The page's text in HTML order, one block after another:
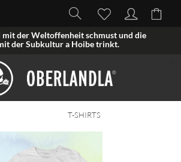
mit der Weltoffenheit schmust und die
der Subkultur a Hoibe trinkt.
T-SHIRTS